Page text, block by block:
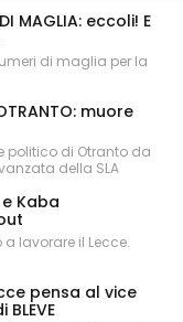
MAGLIA: eccoli! E
di maglia per la
muore
politico di Otranto da
della SLA
e Kaba
lavorare il Lecce.
pensa al vice